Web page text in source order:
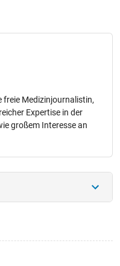
freie Medizinjournalistin,
Expertise in der
großem Interesse an